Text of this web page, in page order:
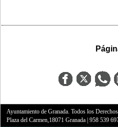
Ayuntamiento de Granada. Todos los
Plaza del Carmen,18071 Granada |958 539